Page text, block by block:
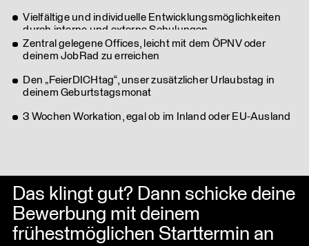
Vielfältige und individuelle Entwicklungsmöglichkeiten
durch interne und externe Schulungen
Zentral gelegene Offices, leicht mit dem ÖPNV oder
deinem JobRad zu erreichen
Den „FeierDICHtag“, unser zusätzlicher Urlaubstag in
deinem Geburtstagsmonat
3 Wochen Workation, egal ob im Inland oder EU-Ausland
Das klingt gut? Dann schicke deine
Bewerbung mit deinem
frühestmöglichen Starttermin an